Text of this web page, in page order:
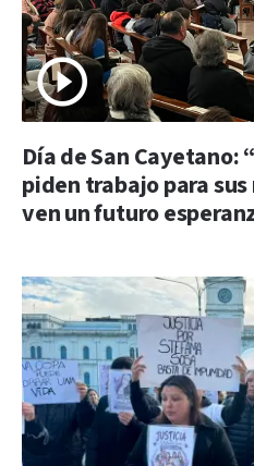
Día de San Cayetano:
piden trabajo para
ven un futuro